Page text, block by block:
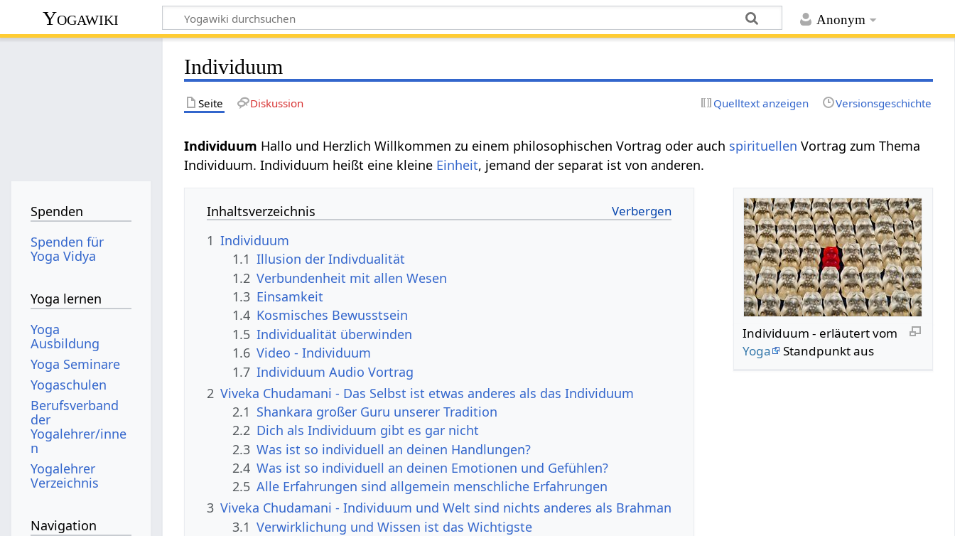
Anonym
Yogawiki
Individuum
Seite Diskussion Quelltext anzeigen Versionsgeschichte
Individuum Hallo und Herzlich Willkommen zu einem philosophischen Vortrag oder auch spirituellen Vortrag zum Thema
Individuum. Individuum heißt eine kleine Einheit, jemand der separat ist von anderen.
Individuum - erläutert vom
Yoga
Standpunkt aus
Inhaltsverzeichnis
1 Individuum
1.1 Illusion der Indivdualität
1.2 Verbundenheit mit allen Wesen
1.3 Einsamkeit
1.4 Kosmisches Bewusstsein
1.5 Individualität überwinden
1.6 Video - Individuum
1.7 Individuum Audio Vortrag
2 Viveka Chudamani - Das Selbst ist etwas anderes als das Individuum
2.1 Shankara großer Guru unserer Tradition
2.2 Dich als Individuum gibt es gar nicht
2.3 Was ist so individuell an deinen Handlungen?
2.4 Was ist so individuell an deinen Emotionen und Gefühlen?
2.5 Alle Erfahrungen sind allgemein menschliche Erfahrungen
3 Viveka Chudamani - Individuum und Welt sind nichts anderes als Brahman
3.1 Verwirklichung und Wissen ist das Wichtigste
Spenden
Spenden für
Yoga Vidya
Yoga lernen
Yoga
Ausbildung
Yoga Seminare
Yogaschulen
Berufsverband
der
Yogalehrer/inne
n
Yogalehrer
Verzeichnis
Navigation